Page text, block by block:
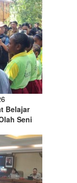
Belajar
Seni